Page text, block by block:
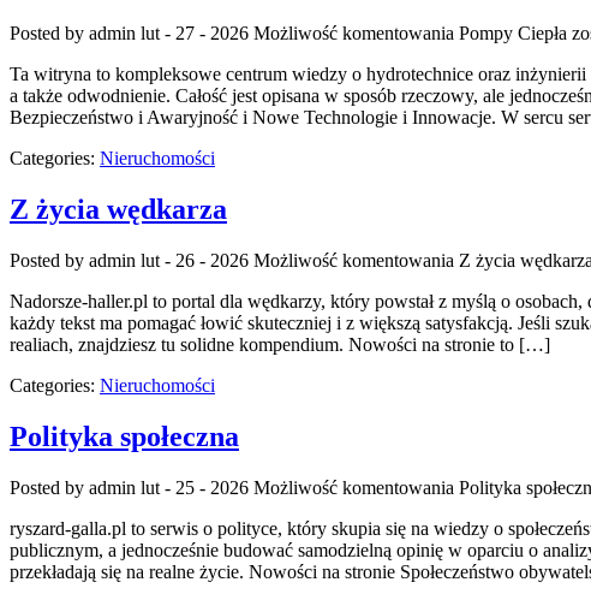
Posted by admin lut - 27 - 2026 Możliwość komentowania Pompy Ciepła
Ta witryna to kompleksowe centrum wiedzy o hydrotechnice oraz
a także odwodnienie. Całość jest opisana w sposób rzeczowy, ale
Bezpieczeństwo i Awaryjność i Nowe Technologie i Innowacje. W sercu
Categories: Nieruchomości
Z życia wędkarza
Posted by admin lut - 26 - 2026 Możliwość komentowania Z życia wędkarza
Nadorsze-haller.pl to portal dla wędkarzy, który powstał z myślą o
każdy tekst ma pomagać łowić skuteczniej i z większą satysfakcją. Jeśli
realiach, znajdziesz tu solidne kompendium. Nowości na stronie to […]
Categories: Nieruchomości
Polityka społeczna
Posted by admin lut - 25 - 2026 Możliwość komentowania Polityka
ryszard-galla.pl to serwis o polityce, który skupia się na wiedzy o
publicznym, a jednocześnie budować samodzielną opinię w oparciu o
przekładają się na realne życie. Nowości na stronie Społeczeństwo